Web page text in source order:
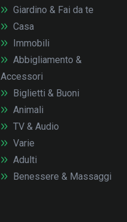
Giardino & Fai da te
Casa
Immobili
Abbigliamento &
Accessori
Biglietti & Buoni
Animali
TV & Audio
Varie
Adulti
Benessere & Massaggi